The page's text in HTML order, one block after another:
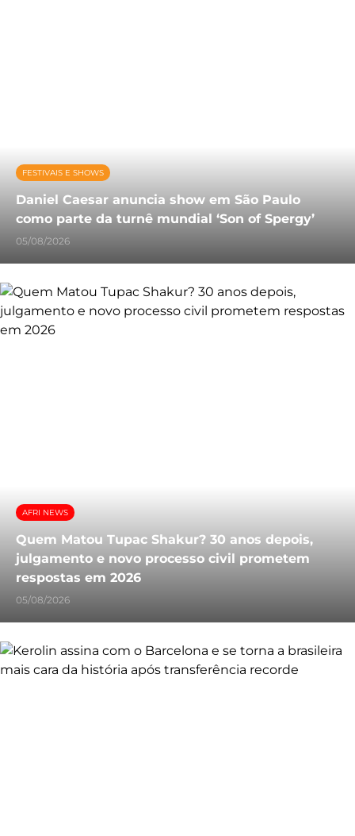
FESTIVAIS E SHOWS
Daniel Caesar anuncia show em São Paulo
como parte da turnê mundial ‘Son of Spergy’
05/08/2026
AFRI NEWS
Quem Matou Tupac Shakur? 30 anos depois,
julgamento e novo processo civil prometem
respostas em 2026
05/08/2026